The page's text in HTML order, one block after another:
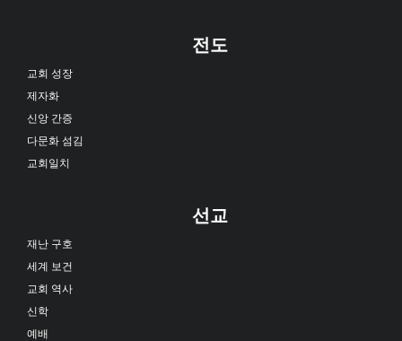
전도
교회 성장
제자화
신앙 간증
다문화 섬김
교회일치
선교
재난 구호
세계 보건
교회 역사
신학
예배